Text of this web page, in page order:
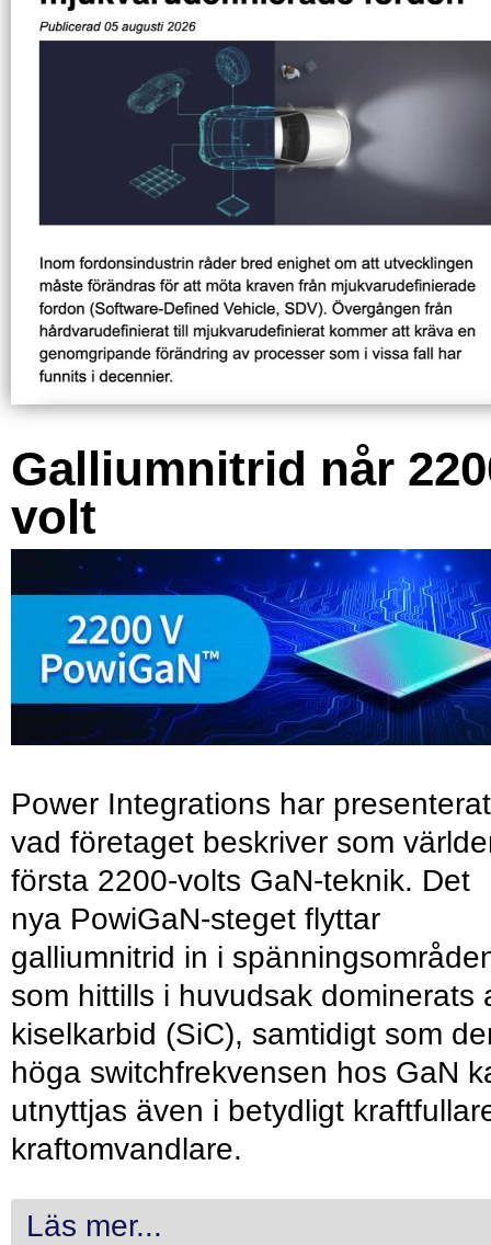
Galliumnitrid når
volt
Power Integrations har presenterat
vad företaget beskriver som
första 2200-volts GaN-teknik. Det
nya PowiGaN-steget flyttar
galliumnitrid in i
som hittills i huvudsak dominerats
kiselkarbid (SiC), samtidigt som
höga switchfrekvensen hos GaN
utnyttjas även i betydligt
kraftomvandlare.
Läs mer...